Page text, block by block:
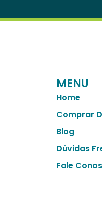
MENU
Home
Comprar
Blog
Dúvidas
Fale